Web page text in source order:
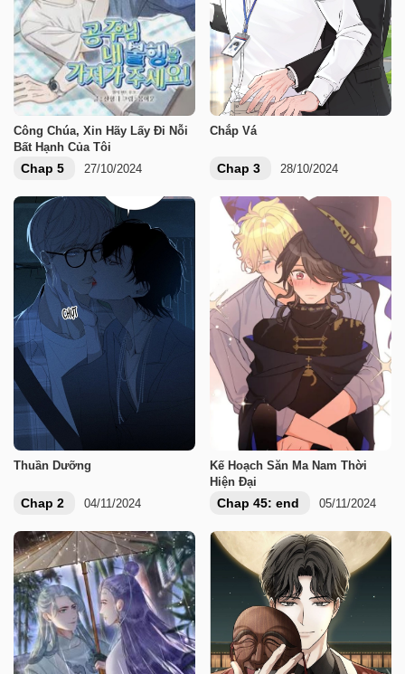
Công Chúa, Xin Hãy Lấy Đi Nỗi
Bất Hạnh Của Tôi
Chap 5 27/10/2024
Chắp Vá
Chap 3 28/10/2024
Thuần Dưỡng
Chap 2 04/11/2024
Kế Hoạch Săn Ma Nam Thời
Hiện Đại
Chap 45: end 05/11/2024